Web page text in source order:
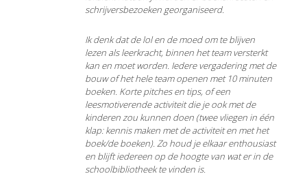
schrijversbezoeken georganiseerd.
Ik denk dat de lol en de moed om te blijven
lezen als leerkracht, binnen het team versterkt
kan en moet worden. Iedere vergadering met de
bouw of het hele team openen met 10 minuten
boeken. Korte pitches en tips, of een
leesmotiverende activiteit die je ook met de
kinderen zou kunnen doen (twee vliegen in één
klap: kennis maken met de activiteit en met het
boek/de boeken). Zo houd je elkaar enthousiast
en blijft iedereen op de hoogte van wat er in de
schoolbibliotheek te vinden is.